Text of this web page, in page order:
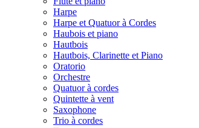
Harpe
Harpe et Quatuor à Cordes
Haubois et piano
Hautbois
Hautbois, Clarinette et Piano
Oratorio
Orchestre
Quatuor à cordes
Quintette à vent
Saxophone
Trio à cordes